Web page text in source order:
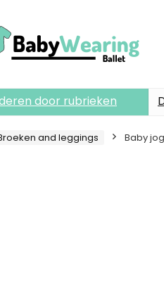
door rubrieken
and leggings Baby